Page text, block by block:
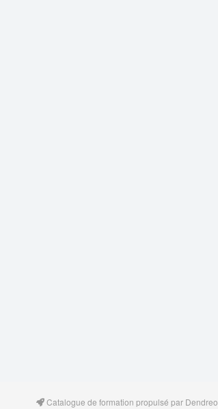
Catalogue de formation propulsé par Dendreo,